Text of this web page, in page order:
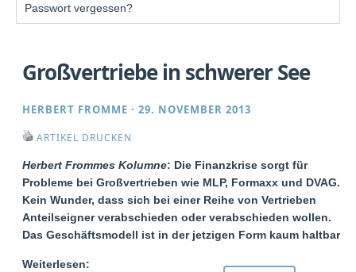
Passwort vergessen?
Großvertriebe in schwerer See
HERBERT FROMME ·29. NOVEMBER 2013
ARTIKEL DRUCKEN
Herbert Frommes Kolumne: Die Finanzkrise sorgt für
Probleme bei Großvertrieben wie MLP, Formaxx und DVAG.
Kein Wunder, dass sich bei einer Reihe von Vertrieben
Anteilseigner verabschieden oder verabschieden wollen.
Das Geschäftsmodell ist in der jetzigen Form kaum haltbar.
Weiterlesen: